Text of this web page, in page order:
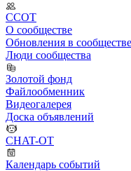
ССОТ
О сообществе
Обновления в сообществе
Люди сообщества
Золотой фонд
Файлообменник
Видеогалерея
Доска объявлений
CHAT-OT
Календарь событий